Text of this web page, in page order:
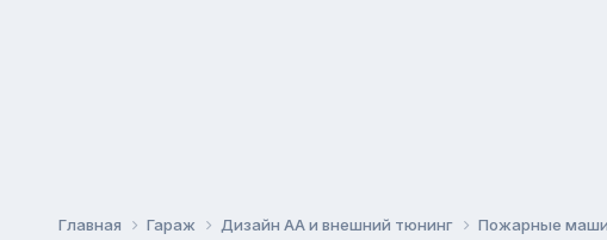
Главная Гараж Дизайн АА и внешний тюнинг Пожарные